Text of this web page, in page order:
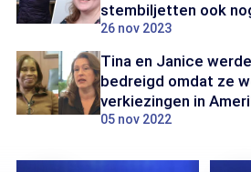
stembiljetten ook
26 nov 2023
Tina en Janice
bedreigd omdat ze
verkiezingen in
05 nov 2022